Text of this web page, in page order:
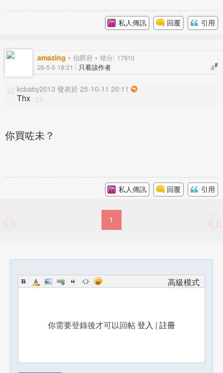
私人傳訊 回覆 引用
amazing 伯爵府 積分: 17910
4#
26-5-5 18:21 只看該作者
kcbaby2013 發表於 25-10-11 20:11
Thx
你買咗未？
私人傳訊 回覆 引用
首頁 1 尾頁
高級模式
你需要登錄後才可以回帖登入 | 註冊